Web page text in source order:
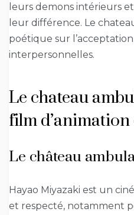
leurs demons intérieurs
leur différence. Le
poétique sur
interpersonnelles.
Le chateau
film
Le château
Hayao Miyazaki est un
et respecté, notamment